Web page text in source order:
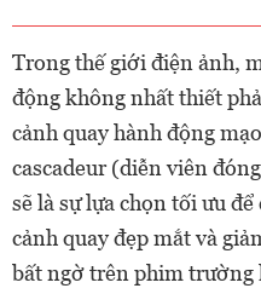
Trong thế giới điện ảnh,
động không nhất thiết
cảnh quay hành động
cascadeur (diễn viên
sẽ là sự lựa chọn tối ưu
cảnh quay đẹp mắt và
bất ngờ trên phim trường